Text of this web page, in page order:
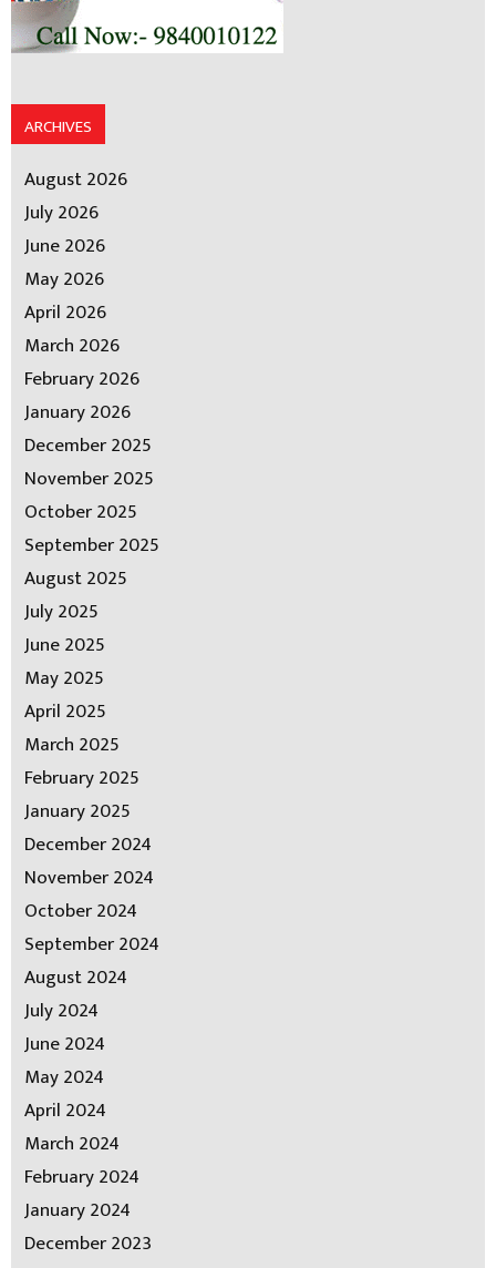
ARCHIVES
August 2026
July 2026
June 2026
May 2026
April 2026
March 2026
February 2026
January 2026
December 2025
November 2025
October 2025
September 2025
August 2025
July 2025
June 2025
May 2025
April 2025
March 2025
February 2025
January 2025
December 2024
November 2024
October 2024
September 2024
August 2024
July 2024
June 2024
May 2024
April 2024
March 2024
February 2024
January 2024
December 2023